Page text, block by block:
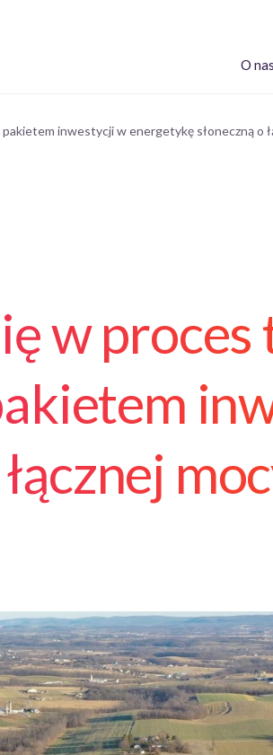
O nas
inwestycji w energetykę słoneczną o
w